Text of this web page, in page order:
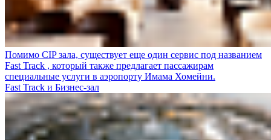
Помимо CIP зала, существует еще один сервис под названием
Fast Traсk , который также предлагает пассажирам
специальные услуги в аэропорту Имама Хомейни.
Fast Track и Бизнес-зал